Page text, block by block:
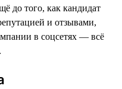
до того, как кандидат
и отзывами,
в соцсетях — всё